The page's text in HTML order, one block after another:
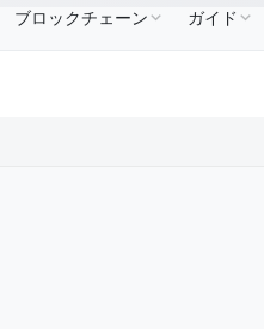
$586.64↑2.10% USDC USDC$0.9995
ブロックチェーン ガイド